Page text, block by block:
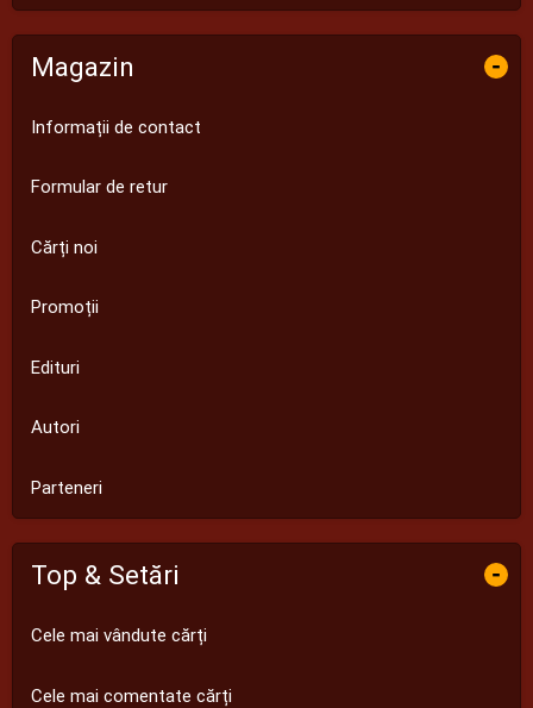
Magazin -
Informații de contact
Formular de retur
Cărți noi
Promoții
Edituri
Autori
Parteneri
Top & Setări -
Cele mai vândute cărți
Cele mai comentate cărți